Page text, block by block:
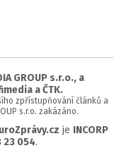
GROUP s.r.o., a
a ČTK.
zpřístupňování článků a
s.r.o. zakázáno.
je INCORP
23 054.